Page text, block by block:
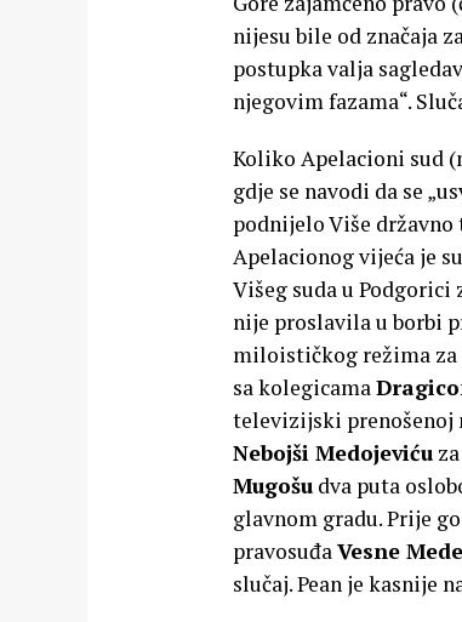
nijesu bile od značaja
postupka valja
njegovim fazama“.
Koliko Apelacioni sud
gdje se navodi da se
podnijelo Više
Apelacionog vijeća je
Višeg suda u
nije proslavila u borbi
miloističkog režima za
sa kolegicama
televizijski prenošenoj
Nebojši Medojeviću
Mugošu dva puta
glavnom gradu. Prije
pravosuđaVesne
slučaj. Pean je kasnije